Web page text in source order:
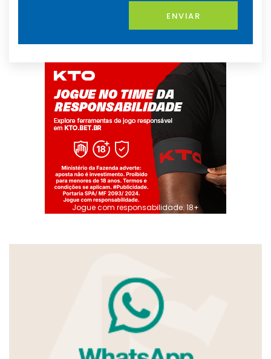
ENVIAR
Jogue com responsabilidade. 18+